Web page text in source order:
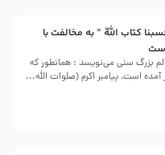
كتاب اللّه ” به مخالفت با
خفاجی مصری عالم بزرگ سنی می‌نویسد : همانطور که
است، پیامبر اکرم (صلوات اللّه...